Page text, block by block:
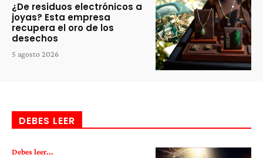
¿De residuos electrónicos a
joyas? Esta empresa
recupera el oro de los
desechos
5 agosto 2026
DEBES LEER
Debes leer...